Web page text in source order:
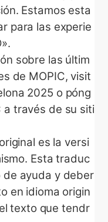
Estamos esta
para las experie
sobre las últim
de MOPIC, visit
2025 o póng
a través de su siti
es la versi
Esta traduc
de ayuda y deber
en idioma origin
texto que tendr